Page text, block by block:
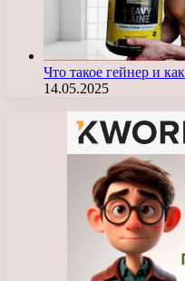
Что такое гейнер и
14.05.2025